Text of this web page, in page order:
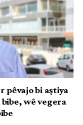
pêvajo bi aştiya
wê vegera